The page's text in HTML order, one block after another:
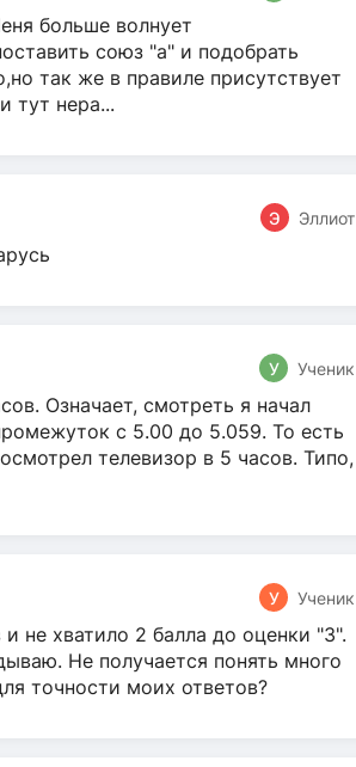
больше волнует
союз "а" и подобрать
так же в правиле присутствует
тут нера...
Э Эллиот
У Ученик
Означает, смотреть я начал
с 5.00 до 5.059. То есть
телевизор в 5 часов. Типо,
У Ученик
не хватило 2 балла до оценки "3".
Не получается понять много
точности моих ответов?